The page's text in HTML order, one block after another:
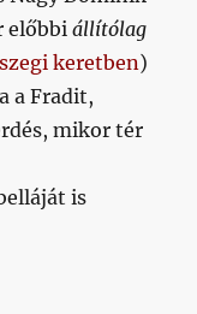
előbbiállítólag
keretben)
a Fradit,
mikor tér
is
(3. kör)”